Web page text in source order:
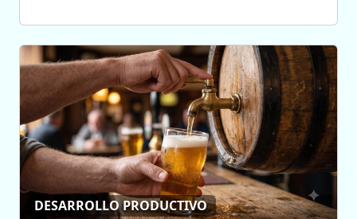
DESARROLLO PRODUCTIVO